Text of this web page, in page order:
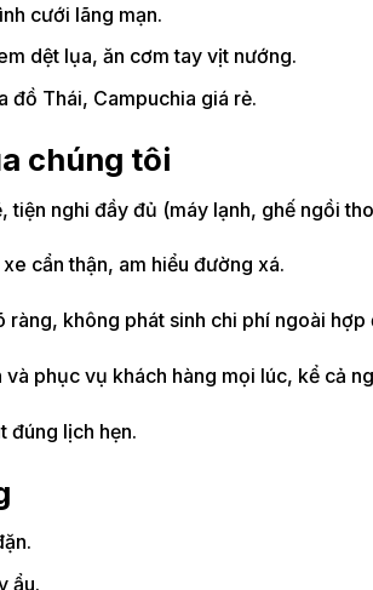
cưới lãng mạn.
dệt lụa, ăn cơm tay vịt nướng.
đồ Thái, Campuchia giá rẻ.
chúng tôi
tiện nghi đầy đủ (máy lạnh, ghế ngồi
cẩn thận, am hiểu đường xá.
ràng, không phát sinh chi phí ngoài hợp
và phục vụ khách hàng mọi lúc, kể cả
đúng lịch hẹn.
ẩu.